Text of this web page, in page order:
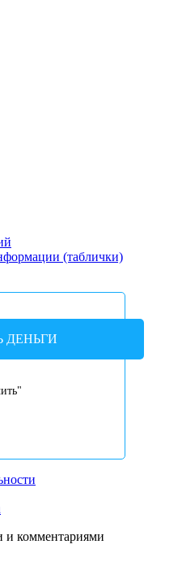
(таблички)
ДЕНЬГИ
комментариями